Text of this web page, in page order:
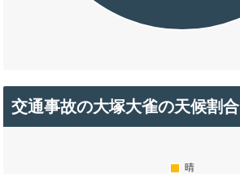
交通事故の大塚大雀の天候割合